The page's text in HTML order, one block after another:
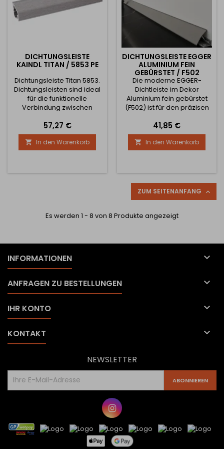
DICHTUNGSLEISTE
KAINDL TITAN / 5853 PE
Dichtungsleiste Titan 5853.
Dichtungsleisten sind ideal
für die funktionelle
Verbindung zwischen
Rückwand (oder auch mit
einer normalen Wand), zu
der sie farblich passen.
Kaindl Dichtungsleisten sind
4000 mm erhältlich.
Preis
57,27 €
 In den Warenkorb
DICHTUNGSLEISTE EGGER
ALUMINIUM FEIN
GEBÜRSTET / F502
Die moderne EGGER-
Dichtleiste im Dekor
Aluminium fein gebürstet
(F502) ist für den präzisen
Arbeitsplatten bestimmt.
Sie ist die ideale Lösung für
elegante, minimalistische
und technisch orientierte
die Verbindung zwischen
zuverlässig ab und schützt
sie vor dem Eindringen von
Preis
41,85 €
 In den Warenkorb
ZUM SEITENANFANG 
Es werden 1 - 8 von 8 Produkte angezeigt
INFORMATIONEN 
ANFRAGEN ZU BESTELLUNGEN 
IHR KONTO 
KONTAKT 
NEWSLETTER